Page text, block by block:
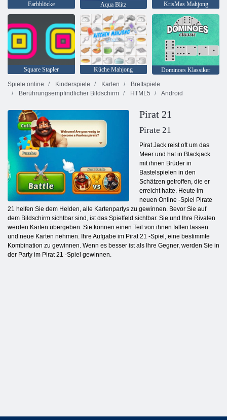
Farbblöcke Aqua Blitz KrisMas Mahjong
Square Stapler Küche Mahjong
Dominoes Klassiker
Spiele online
Kinderspiele Karten
Brettspiele
Berührungsempfindlicher Bildschirm
HTML5 Android
Pirat 21
Pirate 21
Pirat Jack reist oft um das
Meer und hat in Blackjack
mit ihnen Brüder in
Bastelspielen in den
Schätzen getroffen, die er
erreicht hatte. Heute im
neuen Online -Spiel Pirate
21 helfen Sie dem Helden, alle Kartenpartys zu gewinnen. Bevor Sie auf
dem Bildschirm sichtbar sind, ist das Spielfeld sichtbar. Sie und Ihre Rivalen
werden Karten übergeben. Sie können einen Teil von ihnen fallen lassen
und neue Karten nehmen. Ihre Aufgabe im Pirat 21 -Spiel, eine bestimmte
Kombination zu gewinnen. Wenn es besser ist als Ihre Gegner, werden Sie in
der Party im Pirat 21 -Spiel gewinnen.